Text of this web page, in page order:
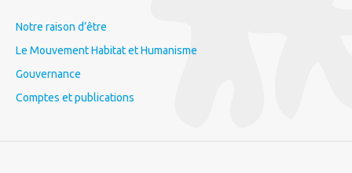
Notre raison d’être
Le Mouvement Habitat et Humanisme
Gouvernance
Comptes et publications